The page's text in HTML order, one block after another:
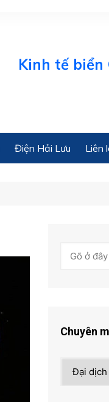
Kinh tế biển
Điện Hải Lưu Liên
Chuyên
mục